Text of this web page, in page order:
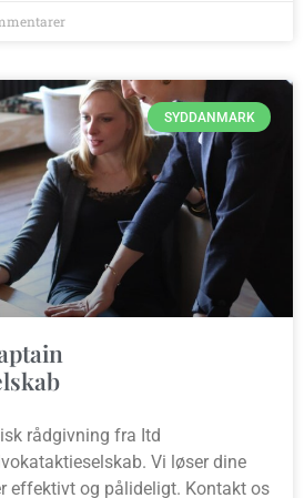
SYDDANMARK
rådgivning fra Itd
Vi løser dine
effektivt og pålideligt. Kontakt os